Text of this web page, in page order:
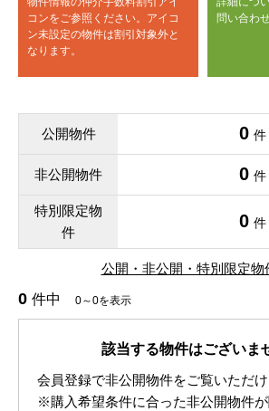
コンをご参照ください。 アイコ
ン未設定の物件は割引対象外と
なります。
問い合わ
公開物件 0 件
非公開物件 0 件
特別限定物
件
0 件
公開・非公開・特別限定物
0 件中 0～0を表示
該当する物件はございま
会員登録で非公開物件をご覧いただけ
※購入希望条件に合った非公開物件が